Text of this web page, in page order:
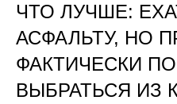
ЧТО ЛУЧШЕ:
АСФАЛЬТУ, НО
ФАКТИЧЕСКИ
ВЫБРАТЬСЯ ИЗ